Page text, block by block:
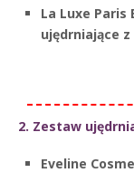
La Luxe
ujędrniające
2. Zestaw
Eveline